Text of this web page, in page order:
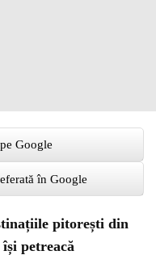
Google
în Google
pitorești din
petreacă